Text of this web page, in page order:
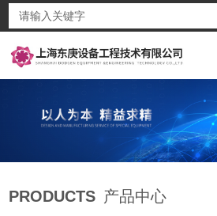
PRODUCTS 产品中心